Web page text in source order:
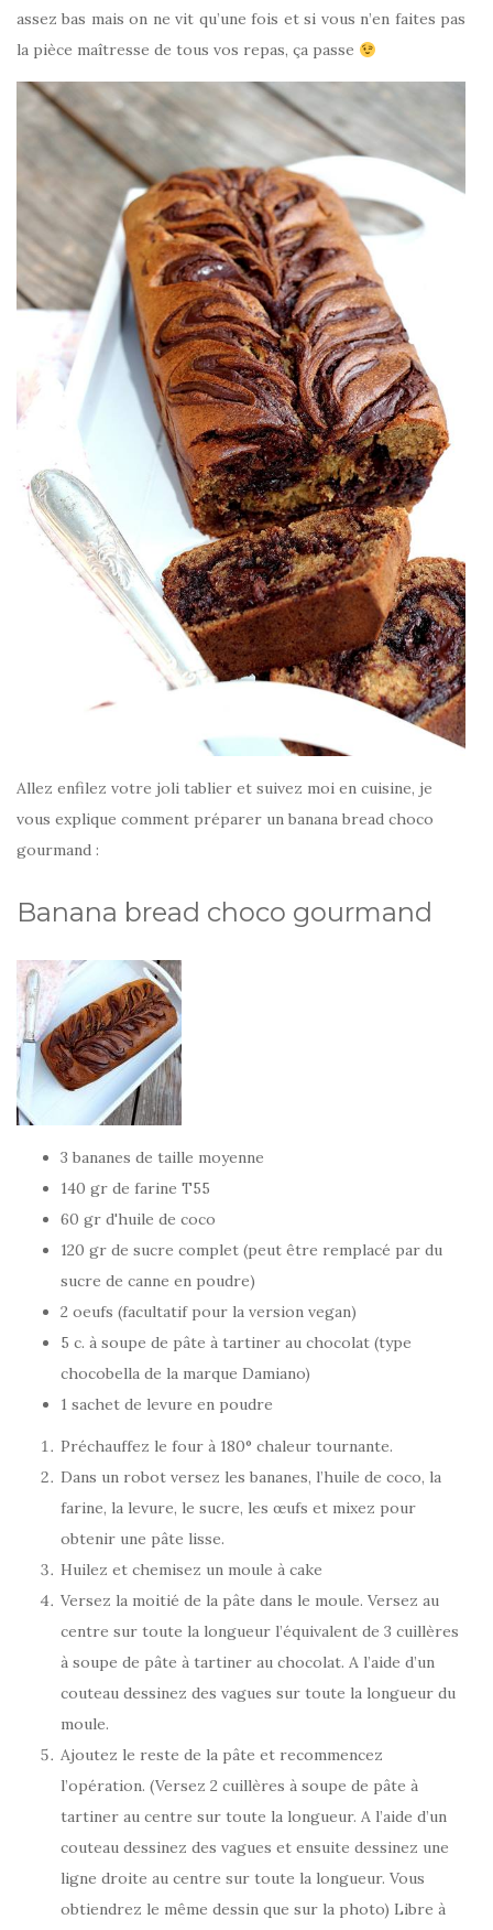
assez bas mais on ne vit qu’une fois et si vous n’en faites pas
la pièce maîtresse de tous vos repas, ça passe
Allez enfilez votre joli tablier et suivez moi en cuisine, je
vous explique comment préparer un banana bread choco
gourmand :
Banana bread choco gourmand
3 bananes de taille moyenne
140 gr de farine T55
60 gr d'huile de coco
120 gr de sucre complet (peut être remplacé par du
sucre de canne en poudre)
2 oeufs (facultatif pour la version vegan)
5 c. à soupe de pâte à tartiner au chocolat (type
chocobella de la marque Damiano)
1 sachet de levure en poudre
Préchauffez le four à 180° chaleur tournante.
Dans un robot versez les bananes, l’huile de coco, la
farine, la levure, le sucre, les œufs et mixez pour
obtenir une pâte lisse.
Huilez et chemisez un moule à cake
Versez la moitié de la pâte dans le moule. Versez au
centre sur toute la longueur l’équivalent de 3 cuillères
à soupe de pâte à tartiner au chocolat. A l’aide d’un
couteau dessinez des vagues sur toute la longueur du
moule.
Ajoutez le reste de la pâte et recommencez
l’opération. (Versez 2 cuillères à soupe de pâte à
tartiner au centre sur toute la longueur. A l’aide d’un
couteau dessinez des vagues et ensuite dessinez une
ligne droite au centre sur toute la longueur. Vous
obtiendrez le même dessin que sur la photo) Libre à